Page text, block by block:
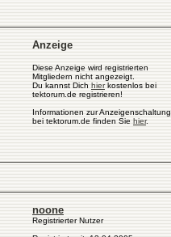
Anzeige
Diese Anzeige wird registrierten
Mitgliedern nicht angezeigt.
Du kannst Dich hierkostenlos bei
tektorum.de registrieren!
Informationen zur Anzeigenschaltung
bei tektorum.de finden Sie hier.
noone
Registrierter Nutzer